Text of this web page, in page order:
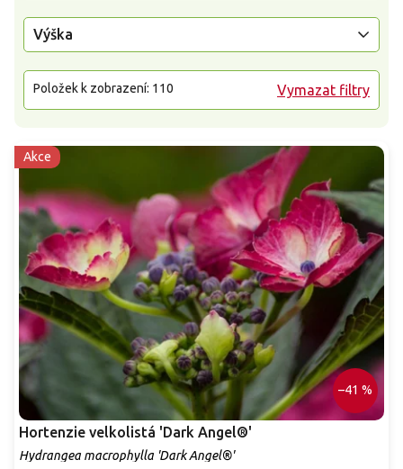
Výška
Vymazat filtry
Položek k zobrazení: 110
Akce
–41 %
Hortenzie velkolistá 'Dark Angel®'
Hydrangea macrophylla 'Dark Angel®'